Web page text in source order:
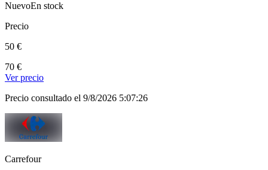
NuevoEn stock
Precio
50 €
70 €
Ver precio
Precio consultado el 9/8/2026 5:07:26
Carrefour